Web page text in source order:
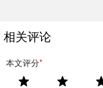
相关评论
本文评分*